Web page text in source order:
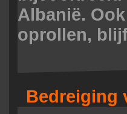
Albanië.
oprollen,
Bedreiging